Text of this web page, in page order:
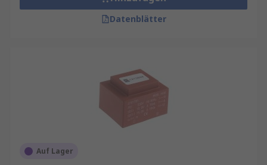
Datenblätter
Auf Lager